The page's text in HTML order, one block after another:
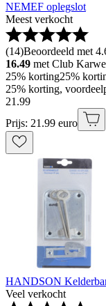
NEMEF oplegslot
Meest verkocht
(14)Beoordeeld met
16.49 met Club
25% korting25%
25% korting,
21 .99
Prijs: 21.99 euro
HANDSON
Veel verkocht